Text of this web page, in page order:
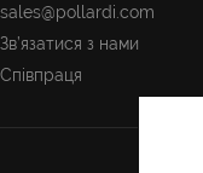
sales@pollardi.com
Зв’язатися з нами
Співпраця